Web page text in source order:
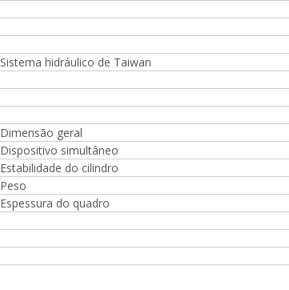
Sistema hidráulico de Taiwan
Dimensão geral
Dispositivo simultâneo
Estabilidade do cilindro
Peso
Espessura do quadro